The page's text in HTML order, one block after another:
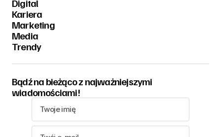
Digital
Kariera
Marketing
Media
Trendy
Bądź na bieżąco z najważniejszymi
wiadomościami!